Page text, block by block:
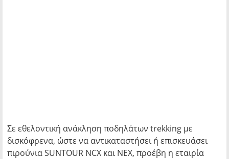
Σε εθελοντική ανάκληση ποδηλάτων trekking με
δισκόφρενα, ώστε να αντικαταστήσει ή επισκευάσει
πιρούνια SUNTOUR NCX και NEX, προέβη η εταιρία